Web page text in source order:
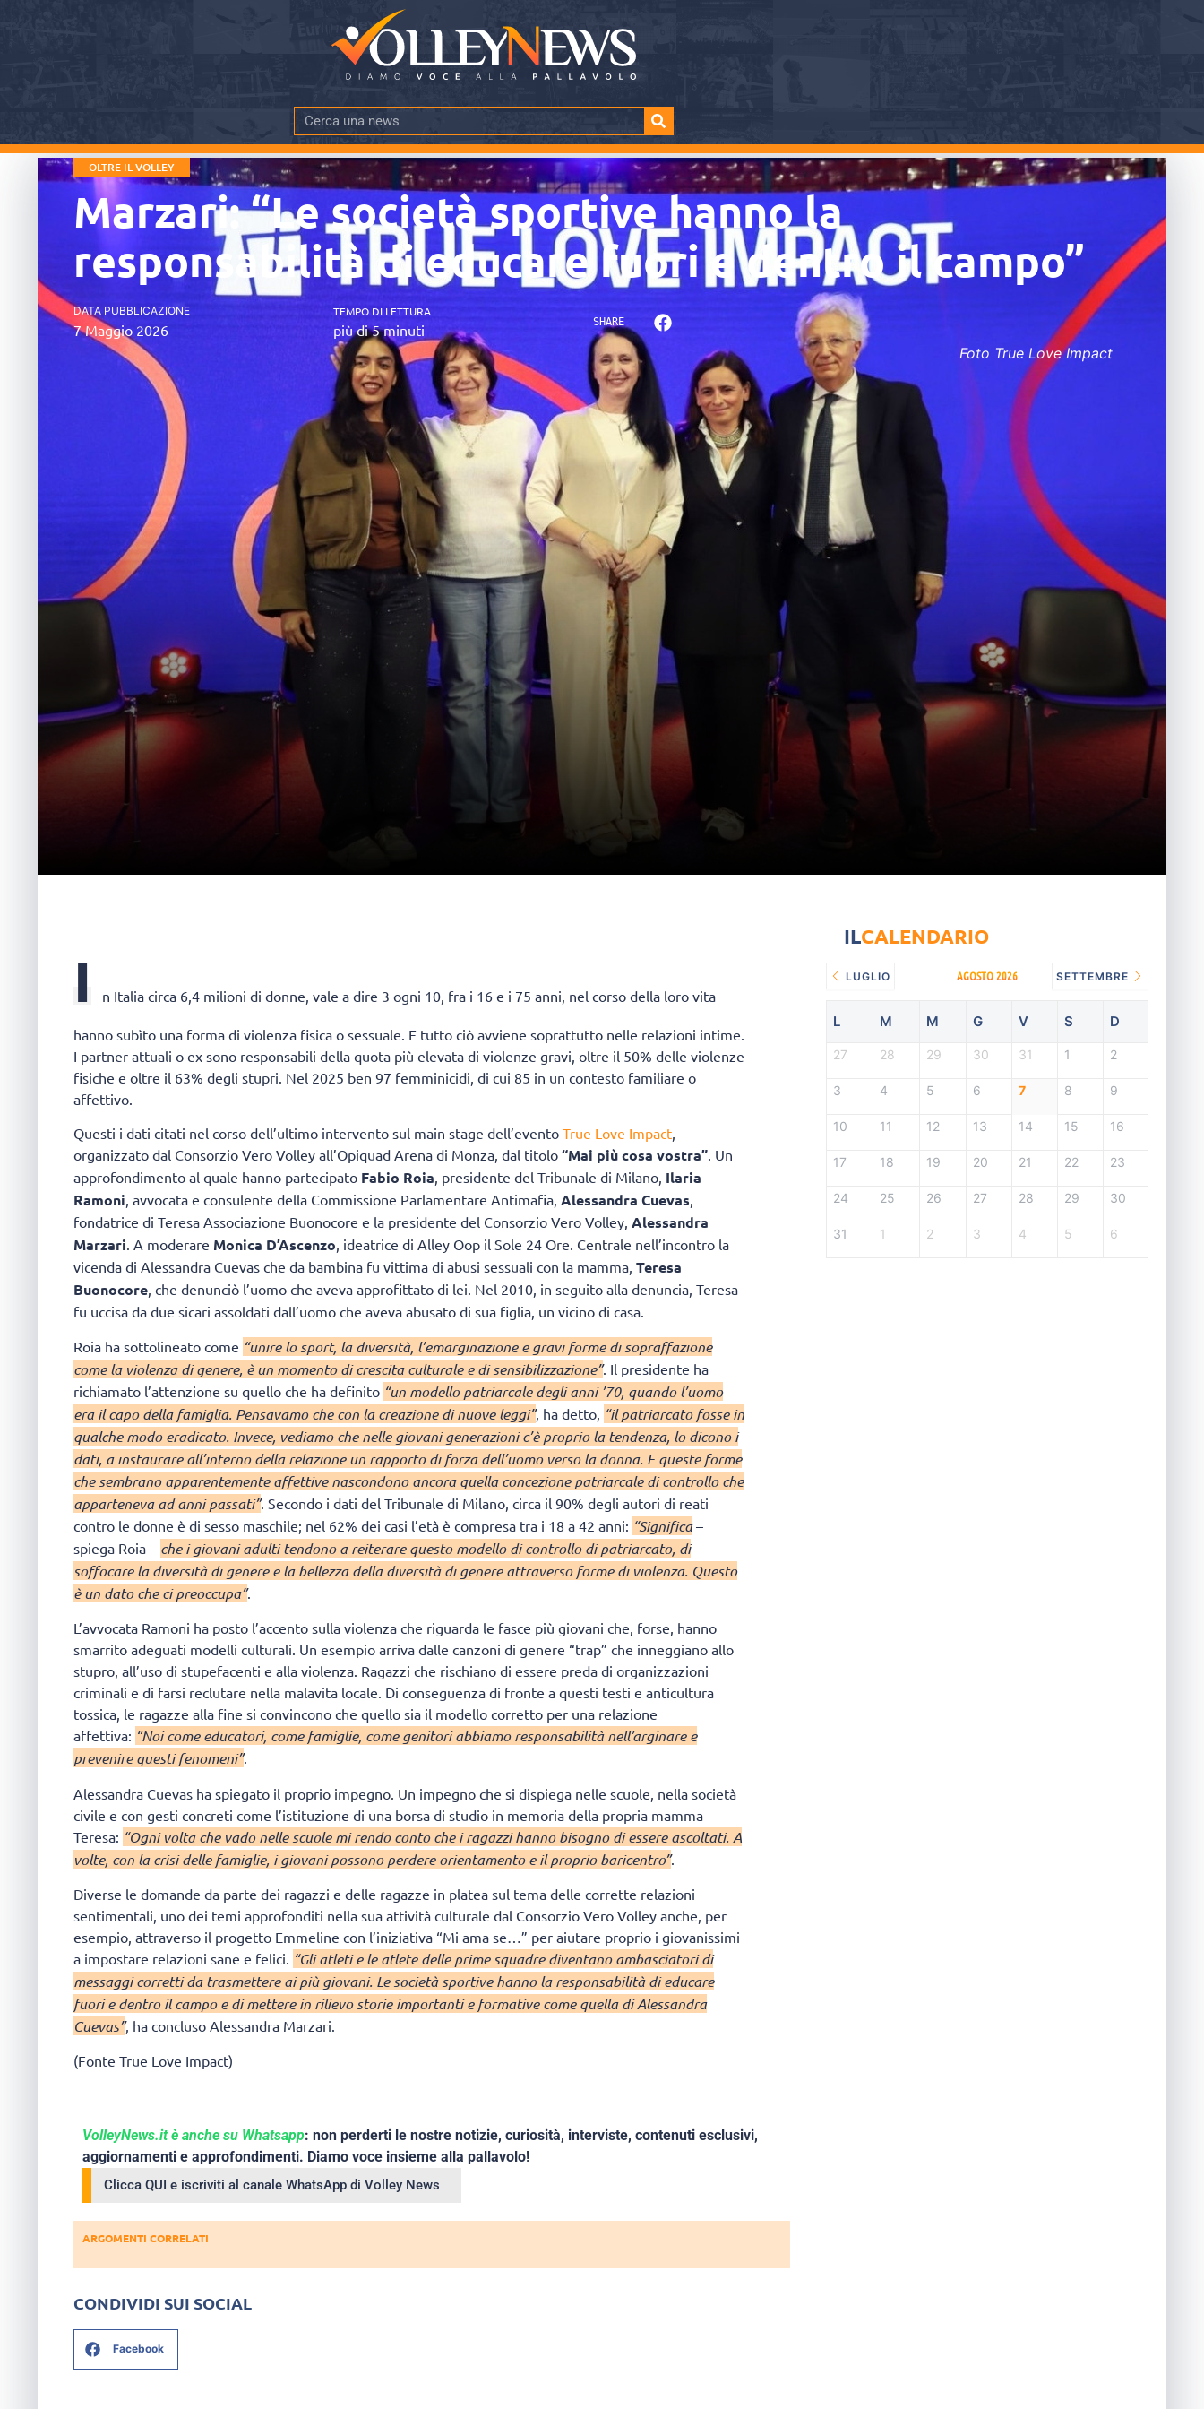
OLTRE IL VOLLEY
Marzari: “Le società sportive hanno la
responsabilità di educare fuori e dentro il campo”
DATA PUBBLICAZIONE
7 Maggio 2026
TEMPO DI LETTURA
più di 5 minuti SHARE
Foto True Love Impact
I n Italia circa 6,4 milioni di donne, vale a dire 3 ogni 10, fra i 16 e i 75 anni, nel corso della loro vita
hanno subìto una forma di violenza fisica o sessuale. E tutto ciò avviene soprattutto nelle relazioni intime.
I partner attuali o ex sono responsabili della quota più elevata di violenze gravi, oltre il 50% delle violenze
fisiche e oltre il 63% degli stupri. Nel 2025 ben 97 femminicidi, di cui 85 in un contesto familiare o
affettivo.
Questi i dati citati nel corso dell’ultimo intervento sul main stage dell’evento True Love Impact,
organizzato dal Consorzio Vero Volley all’Opiquad Arena di Monza, dal titolo “Mai più cosa vostra”. Un
approfondimento al quale hanno partecipato Fabio Roia, presidente del Tribunale di Milano, Ilaria
Ramoni, avvocata e consulente della Commissione Parlamentare Antimafia, Alessandra Cuevas,
fondatrice di Teresa Associazione Buonocore e la presidente del Consorzio Vero Volley, Alessandra
Marzari. A moderare Monica D’Ascenzo, ideatrice di Alley Oop il Sole 24 Ore. Centrale nell’incontro la
vicenda di Alessandra Cuevas che da bambina fu vittima di abusi sessuali con la mamma, Teresa
Buonocore, che denunciò l’uomo che aveva approfittato di lei. Nel 2010, in seguito alla denuncia, Teresa
fu uccisa da due sicari assoldati dall’uomo che aveva abusato di sua figlia, un vicino di casa.
Roia ha sottolineato come “unire lo sport, la diversità, l’emarginazione e gravi forme di sopraffazione
come la violenza di genere, è un momento di crescita culturale e di sensibilizzazione”. Il presidente ha
richiamato l’attenzione su quello che ha definito “un modello patriarcale degli anni ’70, quando l’uomo
era il capo della famiglia. Pensavamo che con la creazione di nuove leggi”, ha detto, “il patriarcato fosse in
qualche modo eradicato. Invece, vediamo che nelle giovani generazioni c’è proprio la tendenza, lo dicono i
dati, a instaurare all’interno della relazione un rapporto di forza dell’uomo verso la donna. E queste forme
che sembrano apparentemente affettive nascondono ancora quella concezione patriarcale di controllo che
apparteneva ad anni passati”. Secondo i dati del Tribunale di Milano, circa il 90% degli autori di reati
contro le donne è di sesso maschile; nel 62% dei casi l’età è compresa tra i 18 a 42 anni: “Significa–
spiega Roia – che i giovani adulti tendono a reiterare questo modello di controllo di patriarcato, di
soffocare la diversità di genere e la bellezza della diversità di genere attraverso forme di violenza. Questo
è un dato che ci preoccupa”.
L’avvocata Ramoni ha posto l’accento sulla violenza che riguarda le fasce più giovani che, forse, hanno
smarrito adeguati modelli culturali. Un esempio arriva dalle canzoni di genere “trap” che inneggiano allo
stupro, all’uso di stupefacenti e alla violenza. Ragazzi che rischiano di essere preda di organizzazioni
criminali e di farsi reclutare nella malavita locale. Di conseguenza di fronte a questi testi e anticultura
tossica, le ragazze alla fine si convincono che quello sia il modello corretto per una relazione
affettiva: “Noi come educatori, come famiglie, come genitori abbiamo responsabilità nell’arginare e
prevenire questi fenomeni”.
Alessandra Cuevas ha spiegato il proprio impegno. Un impegno che si dispiega nelle scuole, nella società
civile e con gesti concreti come l’istituzione di una borsa di studio in memoria della propria mamma
Teresa: “Ogni volta che vado nelle scuole mi rendo conto che i ragazzi hanno bisogno di essere ascoltati. A
volte, con la crisi delle famiglie, i giovani possono perdere orientamento e il proprio baricentro”.
Diverse le domande da parte dei ragazzi e delle ragazze in platea sul tema delle corrette relazioni
sentimentali, uno dei temi approfonditi nella sua attività culturale dal Consorzio Vero Volley anche, per
esempio, attraverso il progetto Emmeline con l’iniziativa “Mi ama se…” per aiutare proprio i giovanissimi
a impostare relazioni sane e felici. “Gli atleti e le atlete delle prime squadre diventano ambasciatori di
messaggi corretti da trasmettere ai più giovani. Le società sportive hanno la responsabilità di educare
fuori e dentro il campo e di mettere in rilievo storie importanti e formative come quella di Alessandra
Cuevas”, ha concluso Alessandra Marzari.
(Fonte True Love Impact)
VolleyNews.it è anche su Whatsapp: non perderti le nostre notizie, curiosità, interviste, contenuti esclusivi,
aggiornamenti e approfondimenti. Diamo voce insieme alla pallavolo!
Clicca QUI e iscriviti al canale WhatsApp di Volley News
ARGOMENTI CORRELATI
CONDIVIDI SUI SOCIAL
Facebook
ILCALENDARIO
LUGLIO AGOSTO 2026 SETTEMBRE
L M M G V S D
27 28 29 30 31 1 2
3 4 5 6 7 8 9
10 11 12 13 14 15 16
17 18 19 20 21 22 23
24 25 26 27 28 29 30
31 1 2 3 4 5 6